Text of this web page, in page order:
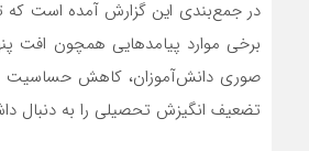
در جمع‌بندی این گزارش آمده است که
برخی موارد پیامدهایی همچون افت
صوری دانش‌آموزان، کاهش حساسیت
تضعیف انگیزش تحصیلی را به دنبال